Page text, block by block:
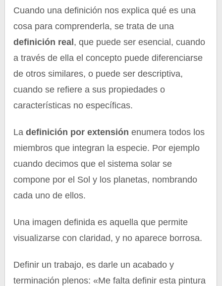
Cuando una definición nos explica qué es una
cosa para comprenderla, se trata de una
definición real , que puede ser esencial, cuando
a través de ella el concepto puede diferenciarse
de otros similares, o puede ser descriptiva,
cuando se refiere a sus propiedades o
características no específicas.
Ladefinición por extensión enumera todos los
miembros que integran la especie. Por ejemplo
cuando decimos que el sistema solar se
compone por el Sol y los planetas, nombrando
cada uno de ellos.
Una imagen definida es aquella que permite
visualizarse con claridad, y no aparece borrosa.
Definir un trabajo, es darle un acabado y
terminación plenos: «Me falta definir esta pintura